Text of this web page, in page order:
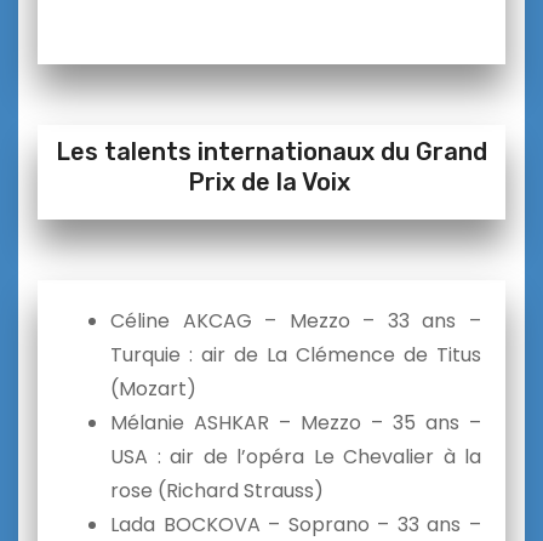
Les talents internationaux du Grand
Prix de la Voix
Céline AKCAG – Mezzo – 33 ans –
Turquie : air de La Clémence de Titus
(Mozart)
Mélanie ASHKAR – Mezzo – 35 ans –
USA : air de l’opéra Le Chevalier à la
rose (Richard Strauss)
Lada BOCKOVA – Soprano – 33 ans –